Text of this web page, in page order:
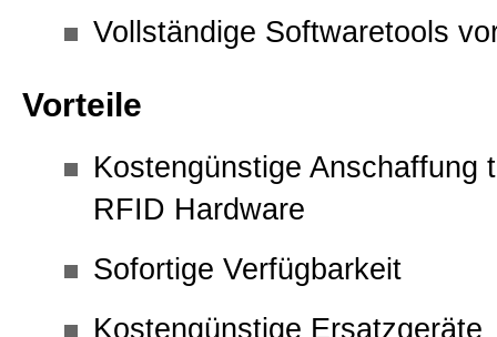
Privacy
Allgemeine
Datenschutzerklärung
Sitemap
Vollständige Softwaretools
Vorteile
Kostengünstige Anschaffung
RFID Hardware
Sofortige Verfügbarkeit
Kostengünstige Ersatzgeräte